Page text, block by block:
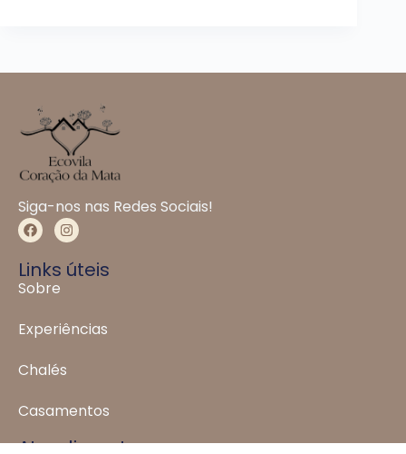
Siga-nos nas Redes Sociais!
Links úteis
Sobre
Experiências
Chalés
Casamentos
Atendimento